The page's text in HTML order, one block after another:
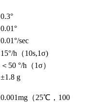
0.3°
0.01°
0.01°/sec
15°/h（10s,1σ)
＜50 °/h（1σ）
±1.8 g
0.001mg（25℃，100